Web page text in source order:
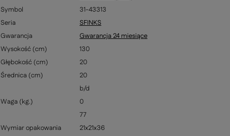
Symbol
31-43313
Seria
SFINKS
Gwarancja
Gwarancja 24 miesiące
Wysokość (cm)
130
Głębokość (cm)
20
Średnica (cm)
20
b/d
Waga (kg.)
0
77
Wymiar opakowania
21x21x36